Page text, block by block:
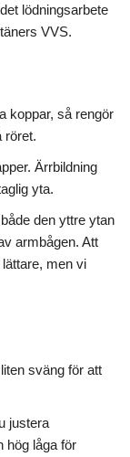
lödningsarbete
VVS.
koppar, så rengör
röret.
Ärrbildning
yta.
den yttre ytan
armbågen. Att
men vi
sväng för att
justera
hög låga för